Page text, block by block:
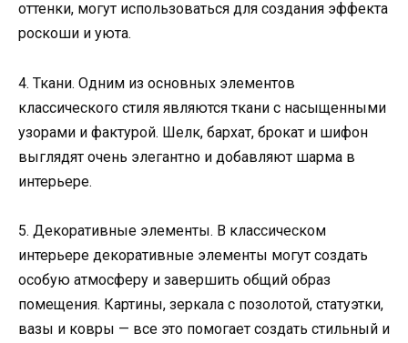
оттенки, могут использоваться для создания эффекта
роскоши и уюта.
4. Ткани. Одним из основных элементов
классического стиля являются ткани с насыщенными
узорами и фактурой. Шелк, бархат, брокат и шифон
выглядят очень элегантно и добавляют шарма в
интерьере.
5. Декоративные элементы. В классическом
интерьере декоративные элементы могут создать
особую атмосферу и завершить общий образ
помещения. Картины, зеркала с позолотой, статуэтки,
вазы и ковры — все это помогает создать стильный и